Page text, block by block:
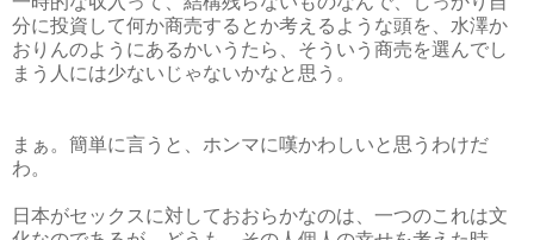
分に投資して何か商売するとか考えるような頭を、水澤か
おりんのようにあるかいうたら、そういう商売を選んでし
まう人には少ないじゃないかなと思う。
まぁ。簡単に言うと、ホンマに嘆かわしいと思うわけだ
わ。
日本がセックスに対しておおらかなのは、一つのこれは文